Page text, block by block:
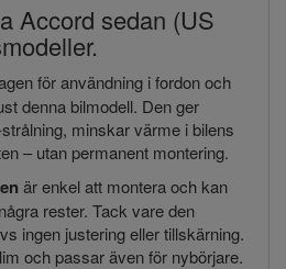
Accord sedan (US
för användning i fordon och
denna bilmodell. Den ger
minskar värme i bilens
– utan permanent montering.
är enkel att montera och kan
rester. Tack vare den
ingen justering eller tillskärning.
och passar även för nybörjare.